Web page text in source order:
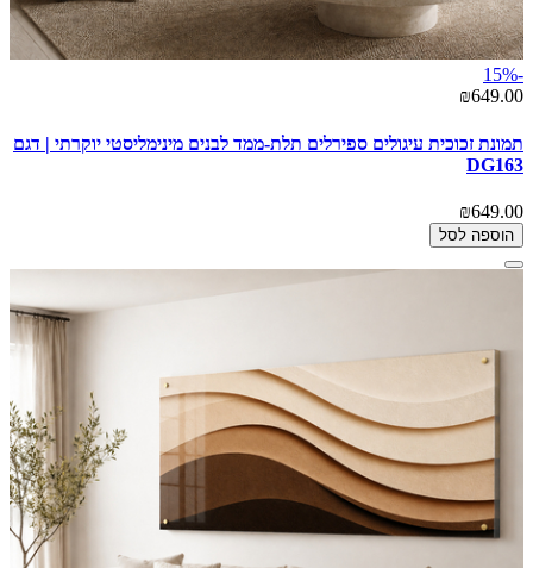
-15%
₪649.00
תמונת זכוכית עיגולים ספירלים תלת-ממד לבנים מינימליסטי יוקרתי | דגם
DG163
₪649.00
הוספה לסל